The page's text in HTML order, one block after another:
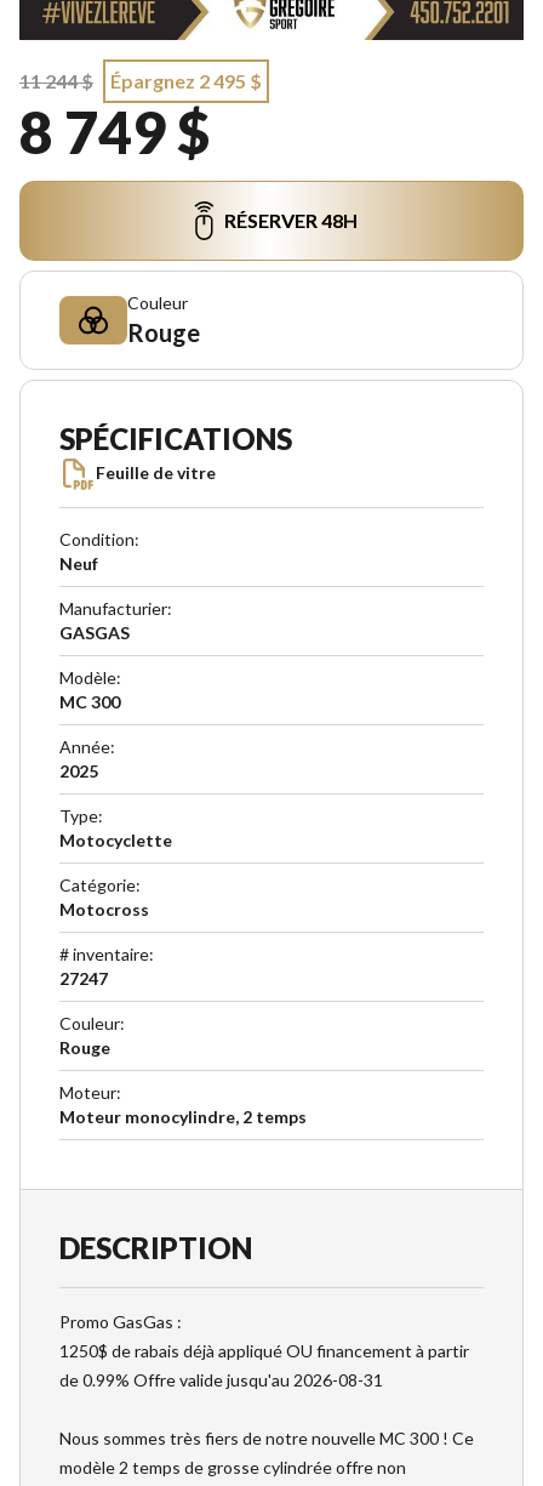
11 244 $ Épargnez 2 495 $
8 749 $
RÉSERVER 48H
Couleur
Rouge
SPÉCIFICATIONS
Feuille de vitre
Condition:
Neuf
Manufacturier:
GASGAS
Modèle:
MC 300
Année:
2025
Type:
Motocyclette
Catégorie:
Motocross
# inventaire:
27247
Couleur:
Rouge
Moteur:
Moteur monocylindre, 2 temps
DESCRIPTION
Promo GasGas :
1250$ de rabais déjà appliqué OU financement à partir
de 0.99% Offre valide jusqu'au 2026-08-31
Nous sommes très fiers de notre nouvelle MC 300 ! Ce
modèle 2 temps de grosse cylindrée offre non